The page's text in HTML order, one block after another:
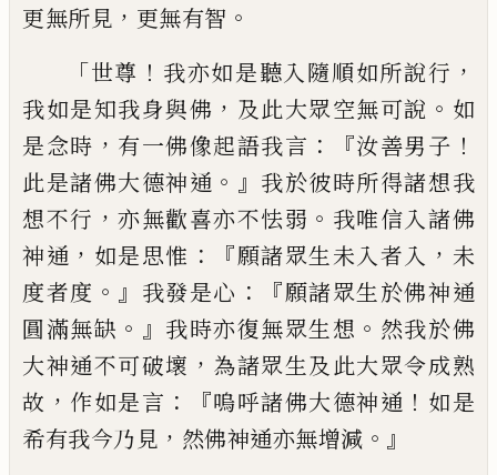
更無所見 ， 更無有智 。
「世尊 ！ 我亦如是聽入隨順如所說行 ，
我如是知我身與佛 ， 及此大眾空無可說 。 如
是念時 ， 有一佛像起語我言 ：『汝善男子 ！
此是諸佛大德神通 。』 我於彼時所得諸想我
想不行 ，亦無歡喜亦不怯弱 。 我唯信入諸佛
神通 ， 如是思惟 ：『願諸眾生未入者入 ， 未
度者度 。』 我發是心 ：『願諸眾生於佛神通
圓滿無缺 。』 我時亦復無眾生想 。 然我於佛
大神通不可破壞 ， 為諸眾生及此大眾令成熟
故 ， 作如是言 ：『嗚呼諸佛大德神通 ！ 如是
希有我今乃見 ， 然佛神通亦無增減 。』